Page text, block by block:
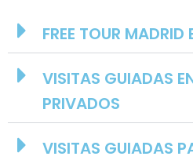
FREE TOUR MADRID
VISITAS GUIADAS
PRIVADOS
VISITAS GUIADAS